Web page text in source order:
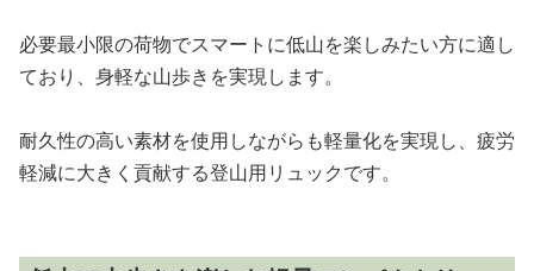
必要最小限の荷物でスマートに低山を楽しみたい方に適し
ており、身軽な山歩きを実現します。
耐久性の高い素材を使用しながらも軽量化を実現し、疲労
軽減に大きく貢献する登山用リュックです。